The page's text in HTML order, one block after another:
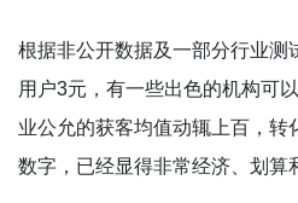
根据非公开数据及一部分行业测
用户3元，有一些出色的机构可
业公允的获客均值动辄上百，转
数字，已经显得非常经济、划算